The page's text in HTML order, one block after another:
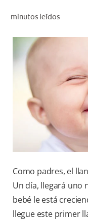
minutos leídos
Como padres, el
Un día, llegará uno
bebé le está
llegue este primer